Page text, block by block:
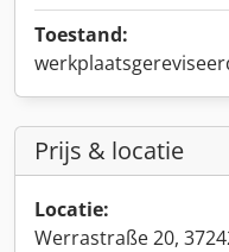
Toestand:
Prijs & locatie
Locatie:
Werrastraße 20,